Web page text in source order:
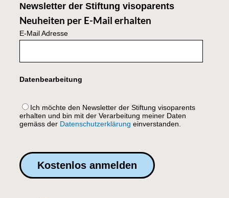
Newsletter der Stiftung visoparents
Neuheiten per E-Mail erhalten
E-Mail Adresse
Datenbearbeitung
Ich möchte den Newsletter der Stiftung visoparents
erhalten und bin mit der Verarbeitung meiner Daten
gemäss der Datenschutzerklärung einverstanden.